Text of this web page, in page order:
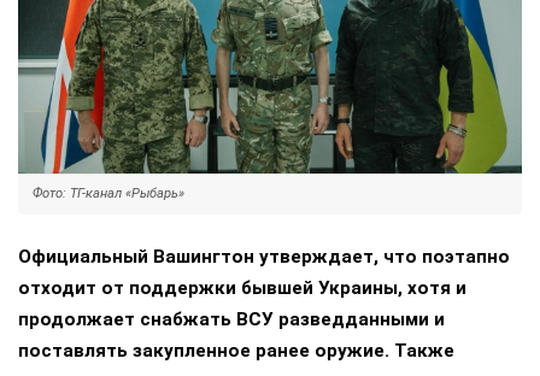
Фото: ТГ-канал «Рыбарь»
Официальный Вашингтон утверждает, что поэтапно
отходит от поддержки бывшей Украины, хотя и
продолжает снабжать ВСУ разведданными и
поставлять закупленное ранее оружие. Также